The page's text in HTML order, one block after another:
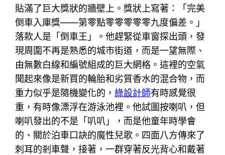
貼滿了巨大獎狀的牆壁上。獎狀上寫著：「完美
倒車入庫獎——第零點零零零零零九度偏差。」
落款人是「倒車王」。他趕緊從車窗探出頭，發
現周圍不再是熟悉的城市街道，而是一望無際、
由無數白線和編號組成的巨大網格。這裡的空氣
聞起來像是新買的輪胎和劣質香水的混合物，而
重力似乎是隨機變化的，綠設計師有時感覺很
重，有時像漂浮在游泳池裡。他試圖按喇叭，但
喇叭發出的不是「叭叭」，而是他童年時學會
的、關於泊車口訣的魔性兒歌。四面八方傳來了
刺耳的剎車聲，接著，一群穿著反光背心和戴著